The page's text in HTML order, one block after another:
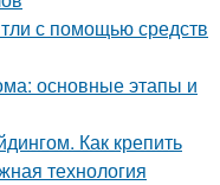
с помощью средств
основные этапы и
Как крепить
технология